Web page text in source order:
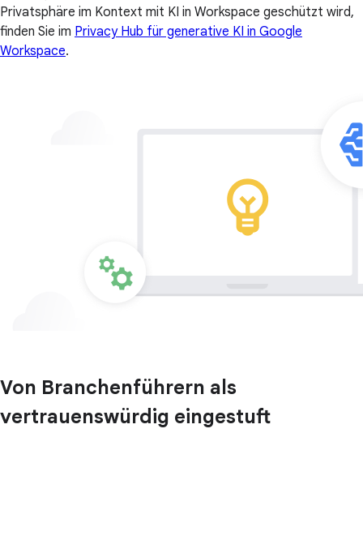
Privatsphäre im Kontext mit KI in Workspace geschützt wird,
finden Sie im Privacy Hub für generative KI in Google
Workspace.
Von Branchenführern als
vertrauenswürdig eingestuft